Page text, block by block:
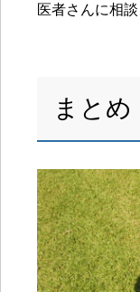
医者さんに相談
まとめ